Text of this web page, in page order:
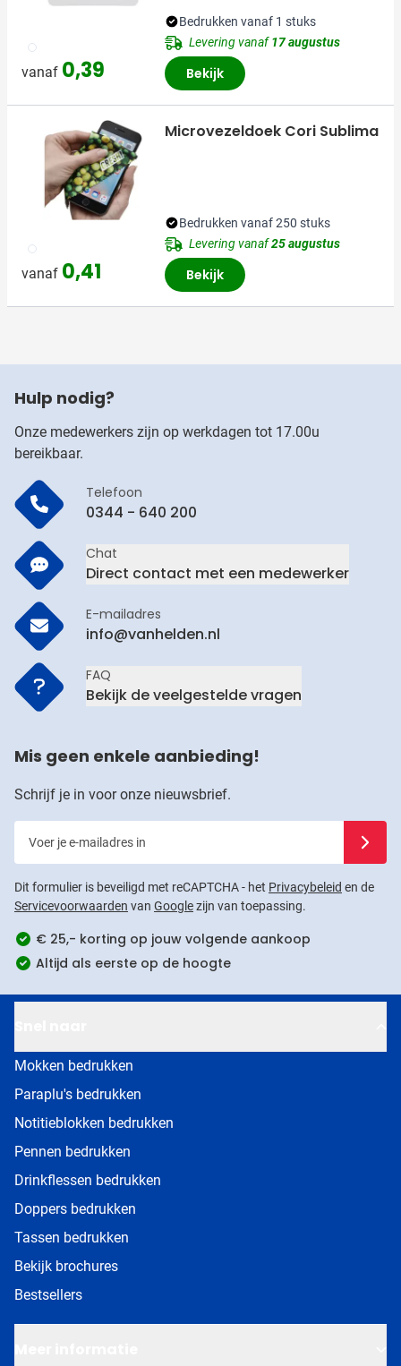
002
vanaf 0,39
Bedrukken vanaf 1 stuks
Levering vanaf17 augustus
Bekijk
002
vanaf 0,41
Microvezeldoek Cori Sublima
Bedrukken vanaf 250 stuks
Levering vanaf25 augustus
Bekijk
Hulp nodig?
Onze medewerkers zijn op werkdagen tot 17.00u
bereikbaar.
Telefoon
0344 - 640 200
Chat
Direct contact met een medewerker
E-mailadres
info@vanhelden.nl
FAQ
Bekijk de veelgestelde vragen
Mis geen enkele aanbieding!
Schrijf je in voor onze nieuwsbrief.
Dit formulier is beveiligd met reCAPTCHA - het Privacybeleid en de
Servicevoorwaarden van Googlezijn van toepassing.
€ 25,- korting op jouw volgende aankoop
Altijd als eerste op de hoogte
Mokken bedrukken
Paraplu's bedrukken
Notitieblokken bedrukken
Pennen bedrukken
Drinkflessen bedrukken
Doppers bedrukken
Tassen bedrukken
Bekijk brochures
Bestsellers